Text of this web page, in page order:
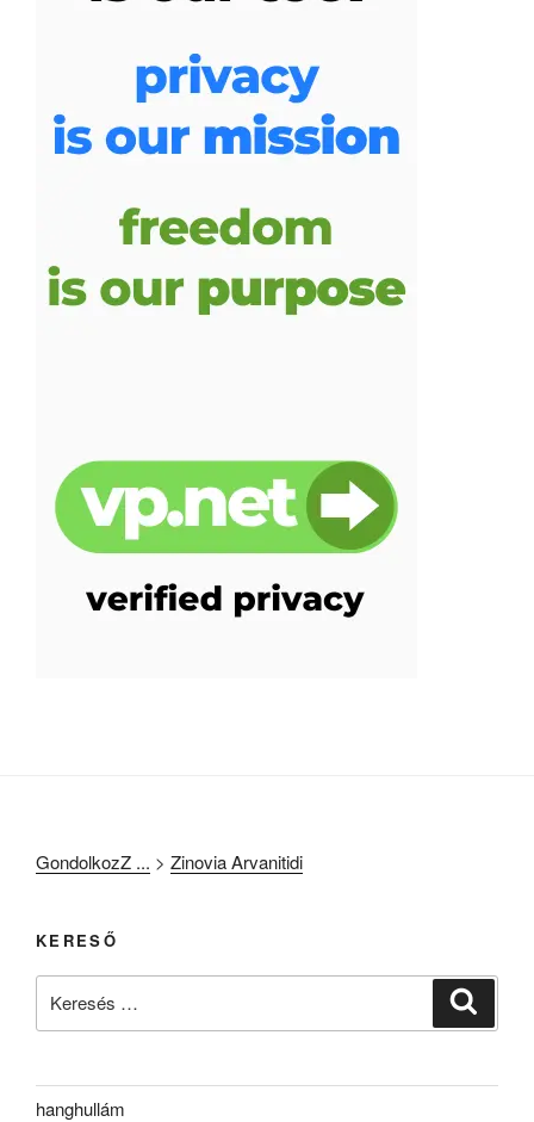
GondolkozZ ... > Zinovia Arvanitidi
KERESŐ
hanghullám